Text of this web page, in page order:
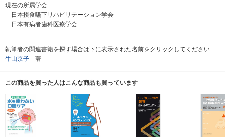
現在の所属学会
日本摂食嚥下リハビリテーション学会
日本有病者歯科医療学会
執筆者の関連書籍を探す場合は下に表示された名前をクリックしてください
牛山京子 著
この商品を買った人はこんな商品も買っています